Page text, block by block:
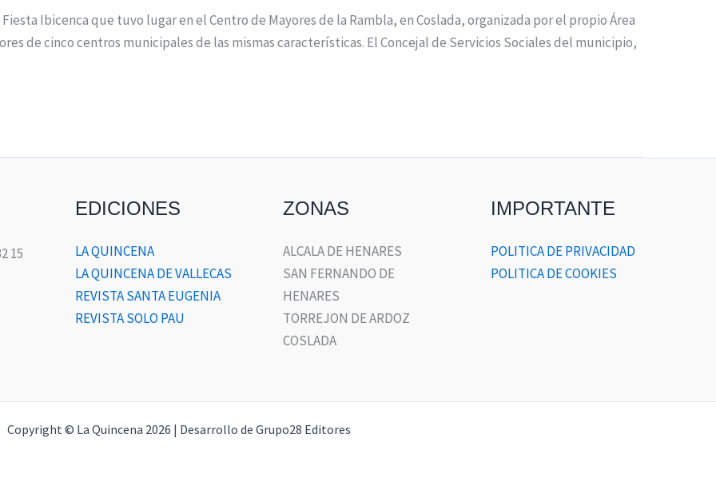
Ibicenca que tuvo lugar en el Centro de Mayores de la Rambla, en Coslada, organizada por el propio Área
de cinco centros municipales de las mismas características. El Concejal de Servicios Sociales del municipio,
15
EDICIONES
LA QUINCENA
LA QUINCENA DE VALLECAS
REVISTA SANTA EUGENIA
REVISTA SOLO PAU
ZONAS
ALCALA DE HENARES
SAN FERNANDO DE
HENARES
TORREJON DE ARDOZ
COSLADA
IMPORTANTE
POLITICA DE PRIVACIDAD
POLITICA DE COOKIES
Copyright © La Quincena 2026 | Desarrollo de Grupo28 Editores